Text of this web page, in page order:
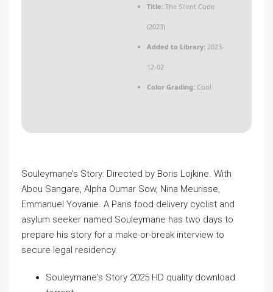
Title: The Silent Code
(2023)
Added to Library: 2023-
12-02
Color Grading: Cool
Souleymane’s Story: Directed by Boris Lojkine. With
Abou Sangare, Alpha Oumar Sow, Nina Meurisse,
Emmanuel Yovanie. A Paris food delivery cyclist and
asylum seeker named Souleymane has two days to
prepare his story for a make-or-break interview to
secure legal residency.
Souleymane's Story 2025 HD quality download